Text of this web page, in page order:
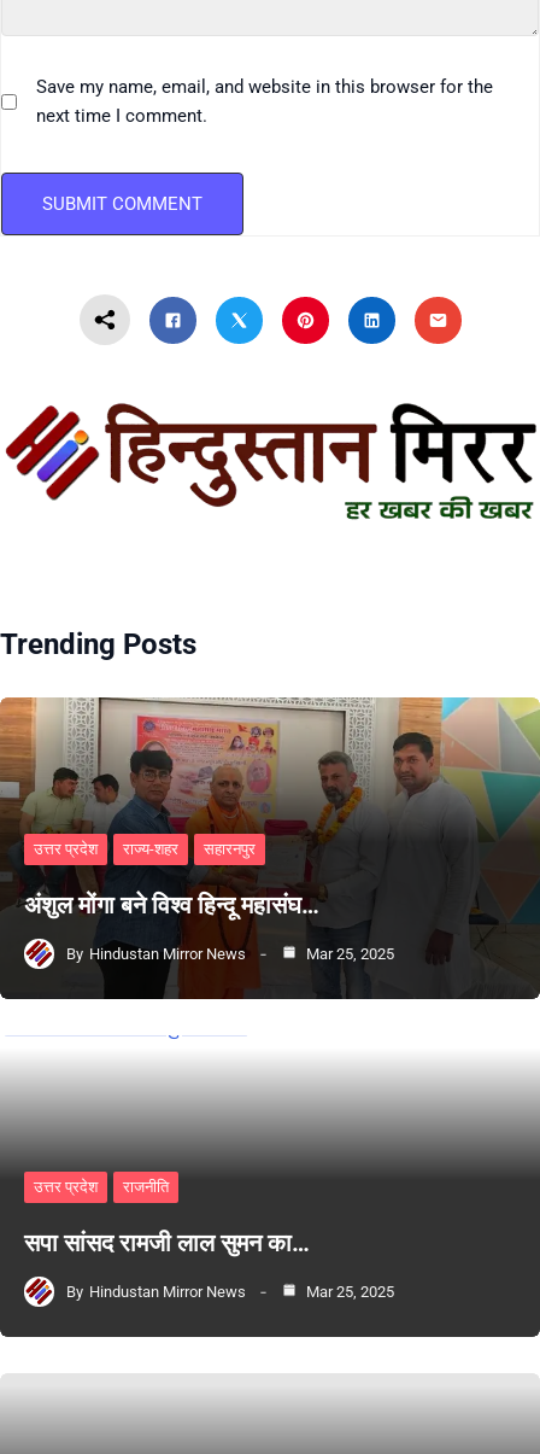
Save my name, email, and website in this browser for the
next time I comment.
Trending Posts
उत्तर प्रदेश राज्य-शहर सहारनपुर
अंशुल मोंगा बने विश्व हिन्दू महासंघ…
By Hindustan Mirror News Mar 25, 2025
उत्तर प्रदेश राजनीति
सपा सांसद रामजी लाल सुमन का…
By Hindustan Mirror News Mar 25, 2025